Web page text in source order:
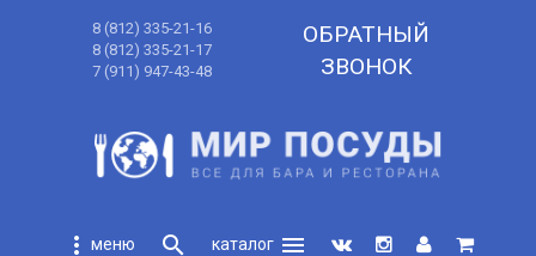
8 (812) 335-21-16
8 (812) 335-21-17
7 (911) 947-43-48
ОБРАТНЫЙ
ЗВОНОК
more_vert search
menu